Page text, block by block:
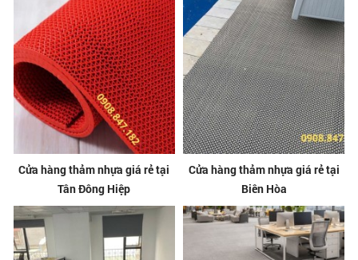
Cửa hàng thảm nhựa giá rẻ tại
Tân Đông Hiệp
Cửa hàng thảm nhựa giá rẻ tại
Biên Hòa